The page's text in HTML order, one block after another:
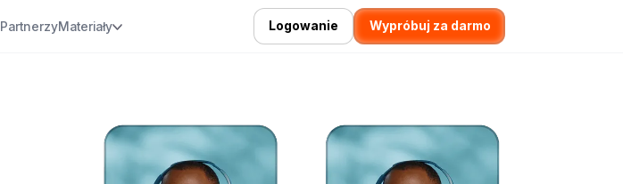
PartnerzyMateriały Logowanie Wypróbuj za darmo